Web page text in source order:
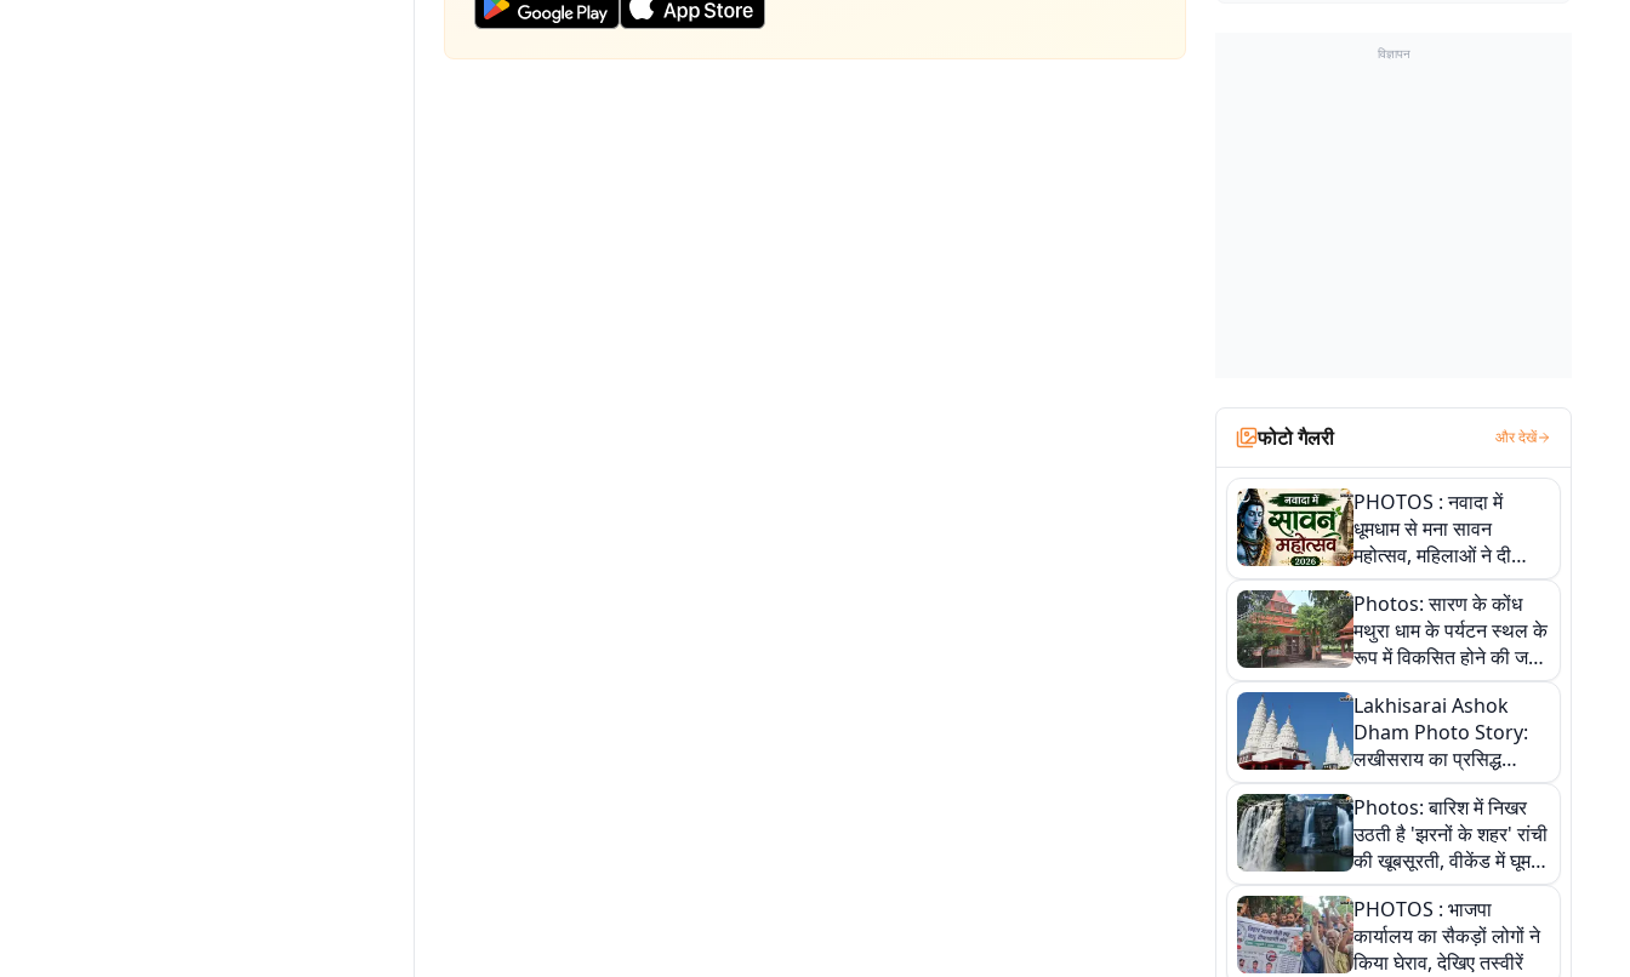
विज्ञापन
फोटो गैलरी और देखें
PHOTOS : नवादा में
धूमधाम से मना सावन
महोत्सव, महिलाओं ने दी
सांस्कृतिक प्रस्तुतियां
Photos: सारण के कोंध
मथुरा धाम के पर्यटन स्थल के
रूप में विकसित होने की जगी
आस, 9 तस्वीरों में देखें पूरी
कहानी
Lakhisarai Ashok
Dham Photo Story:
लखीसराय का प्रसिद्ध
अशोक धाम—आस्था,
श्रृंगार, अनुष्ठान और
अलौकिक संध्या आरती के
विहंगम दृश्य
Photos: बारिश में निखर
उठती है 'झरनों के शहर' रांची
की खूबसूरती, वीकेंड में घूम
आएं ये 5 वादियां
PHOTOS : भाजपा
कार्यालय का सैकड़ों लोगों ने
किया घेराव, देखिए तस्वीरें